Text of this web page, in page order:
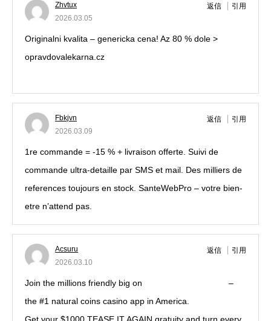
Zhvtux
2026.03.05
返信 引用
Originalni kvalita – genericka cena! Az 80 % dole >
opravdovalekarna.cz
Fbkjvn
2026.03.09
返信 引用
1re commande = -15 % + livraison offerte. Suivi de
commande ultra-detaille par SMS et mail. Des milliers de
references toujours en stock. SanteWebPro – votre bien-
etre n’attend pas.
Acsuru
2026.03.10
返信 引用
Join the millions friendly big on
–
the #1 natural coins casino app in America.